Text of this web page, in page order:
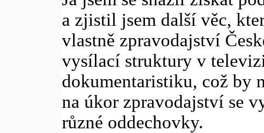
a zjistil jsem další věc,
vlastně zpravodajství
vysílací struktury v
dokumentaristiku, což by
na úkor zpravodajství se
různé oddechovky.